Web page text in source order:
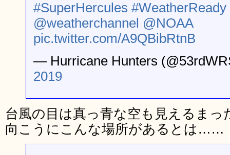
#SuperHercules #WeatherReady
@weatherchannel @NOAA
pic.twitter.com/A9QBibRtnB
— Hurricane Hunters
2019
台風の目は真っ青な空も見えるまっ
向こうにこんな場所があるとは……